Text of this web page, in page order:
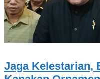
Jaga Kelestarian,